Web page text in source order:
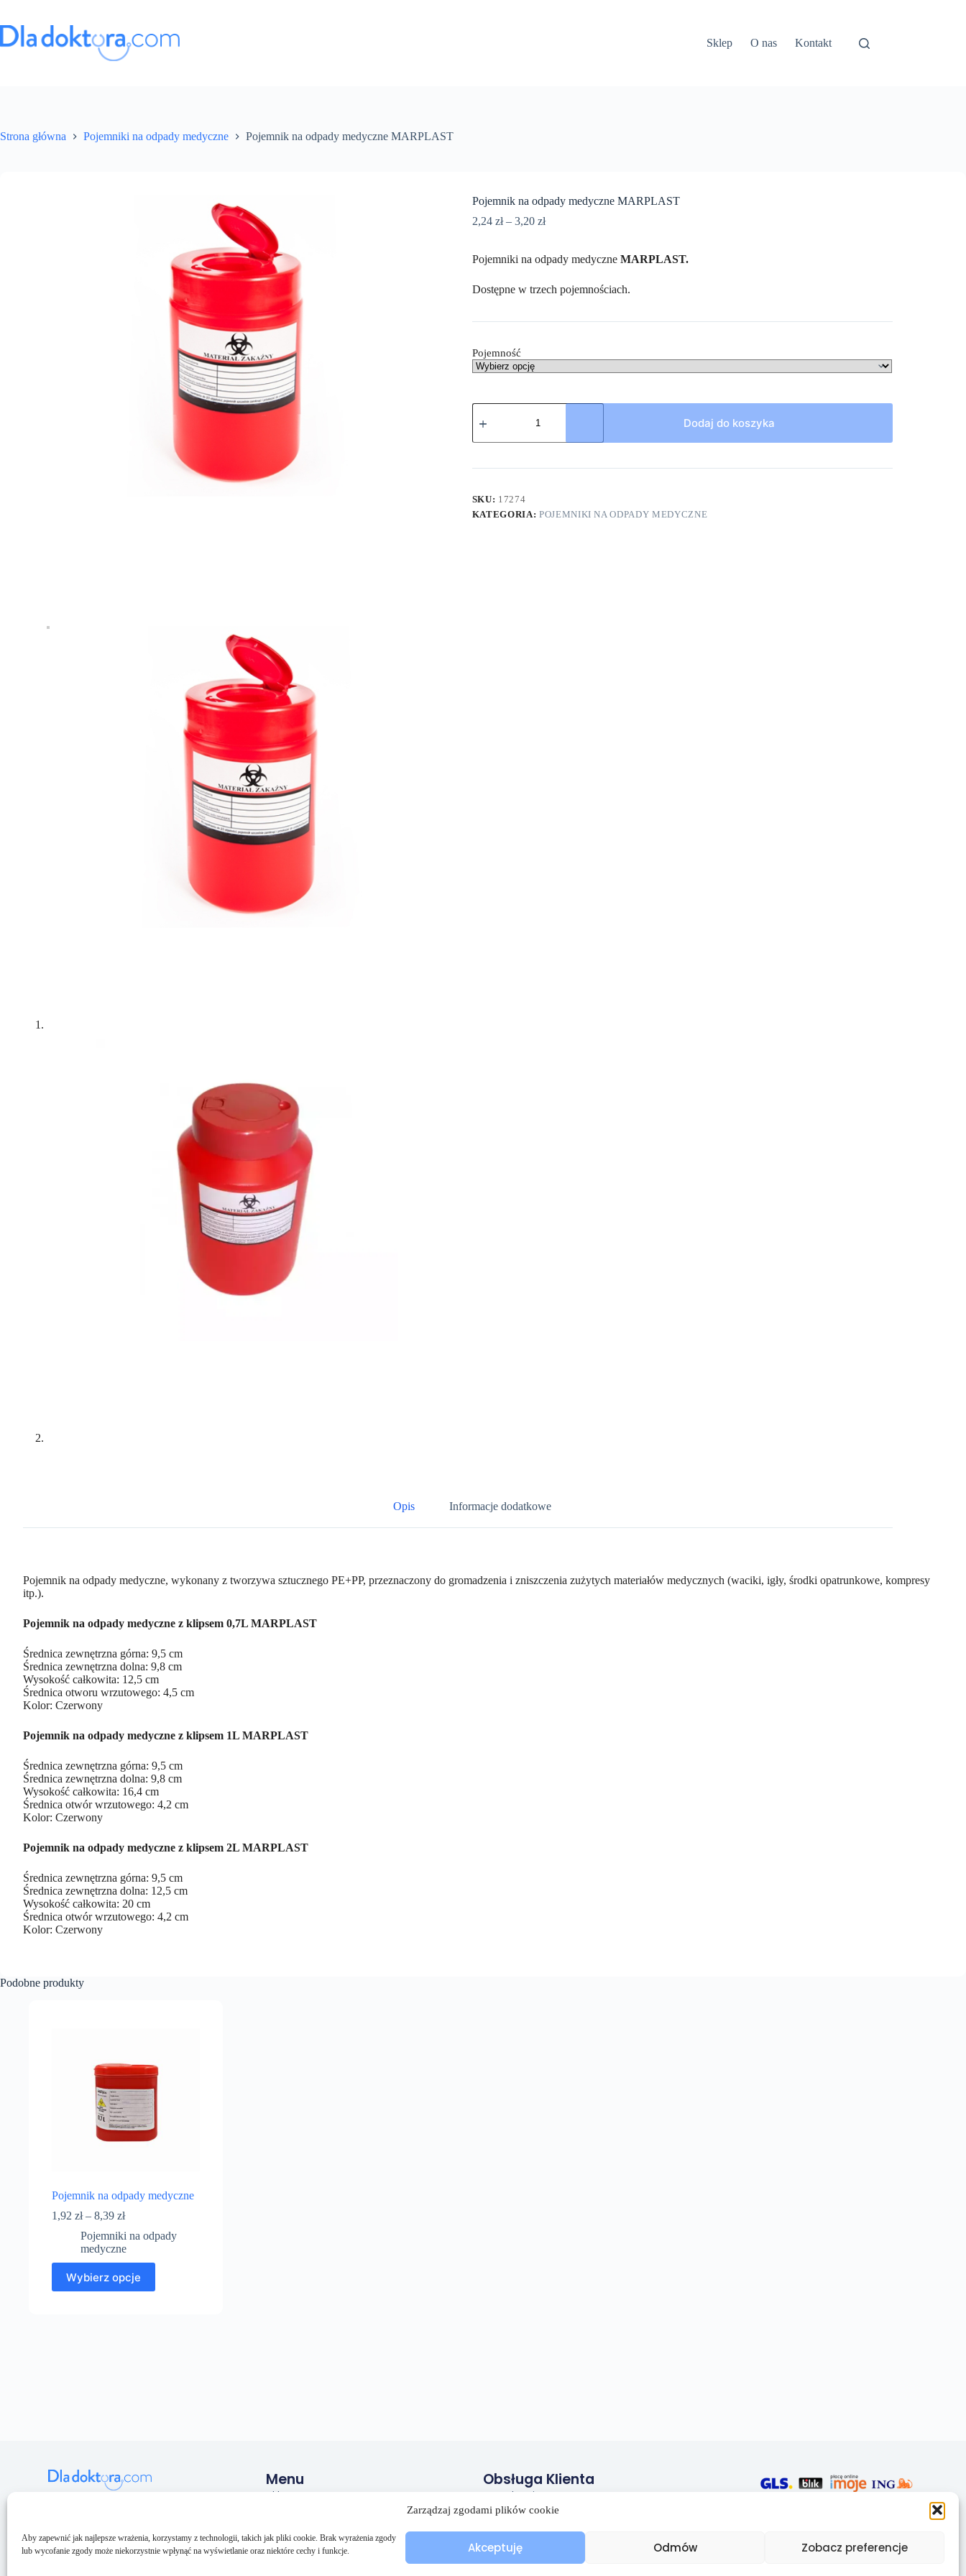
Zarządzaj zgodami plików cookie
Aby zapewnić jak najlepsze wrażenia, korzystamy z technologii, takich jak pliki cookie. Brak wyrażenia zgody
lub wycofanie zgody może niekorzystnie wpłynąć na wyświetlanie oraz niektóre cechy i funkcje.
Akceptuję Odmów Zobacz preferencje
Sklep O nas Kontakt
Strona główna Pojemniki na odpady medyczne Pojemnik na odpady medyczne MARPLAST
Pojemnik na odpady medyczne MARPLAST
2,24 zł – 3,20 zł
Pojemniki na odpady medyczne MARPLAST.
Dostępne w trzech pojemnościach.
Pojemność
Dodaj do koszyka
SKU: 17274
KATEGORIA: POJEMNIKI NA ODPADY MEDYCZNE
Opis Informacje dodatkowe
Pojemnik na odpady medyczne, wykonany z tworzywa sztucznego PE+PP, przeznaczony do gromadzenia i zniszczenia zużytych materiałów medycznych (waciki, igły, środki opatrunkowe, kompresy
itp.).
Pojemnik na odpady medyczne z klipsem 0,7L MARPLAST
Średnica zewnętrzna górna: 9,5 cm
Średnica zewnętrzna dolna: 9,8 cm
Wysokość całkowita: 12,5 cm
Średnica otworu wrzutowego: 4,5 cm
Kolor: Czerwony
Pojemnik na odpady medyczne z klipsem 1L MARPLAST
Średnica zewnętrzna górna: 9,5 cm
Średnica zewnętrzna dolna: 9,8 cm
Wysokość całkowita: 16,4 cm
Średnica otwór wrzutowego: 4,2 cm
Kolor: Czerwony
Pojemnik na odpady medyczne z klipsem 2L MARPLAST
Średnica zewnętrzna górna: 9,5 cm
Średnica zewnętrzna dolna: 12,5 cm
Wysokość całkowita: 20 cm
Średnica otwór wrzutowego: 4,2 cm
Kolor: Czerwony
Podobne produkty
Pojemnik na odpady medyczne
1,92 zł – 8,39 zł
Pojemniki na odpady
medyczne
Wybierz opcje
KRS: 0000688094
BDO: 000159073
Menu
Sklep
Kontakt
Obsługa Klienta
Regulamin
Polityka prywatności
Polityka plików cookies (EU)